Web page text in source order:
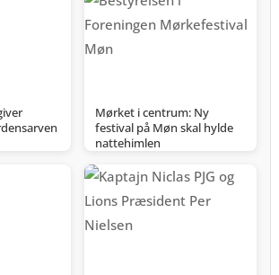
Mørket i centrum: Ny
festival på Møn skal hylde
nattehimlen